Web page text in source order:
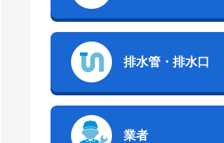
排水管・排水口
業者